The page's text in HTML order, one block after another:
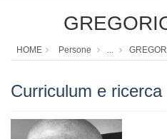
HOME Persone ...
Curriculum e ricerca